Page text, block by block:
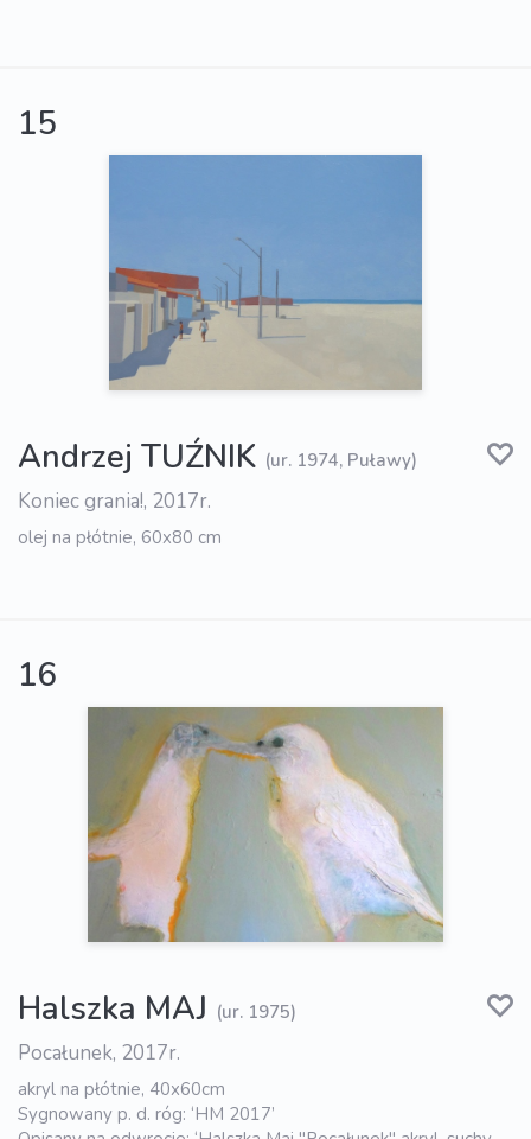
15
Andrzej TUŹNIK (ur. 1974, Puławy)
Koniec grania!, 2017r.
olej na płótnie, 60x80 cm
16
Halszka MAJ (ur. 1975)
Pocałunek, 2017r.
akryl na płótnie, 40x60cm
Sygnowany p. d. róg: ‘HM 2017’